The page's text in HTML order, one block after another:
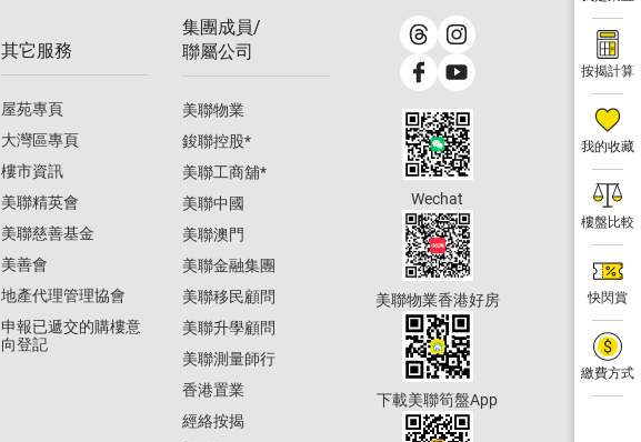
按揭計算
我的收藏
樓盤比較
快閃賞
繳費方式
其它服務
屋苑專頁
大灣區專頁
樓市資訊
美聯精英會
美聯慈善基金
美善會
地產代理管理協會
申報已遞交的購樓意
向登記
集團成員/
聯屬公司
美聯物業
鋑聯控股*
美聯工商舖*
美聯中國
美聯澳門
美聯金融集團
美聯移民顧問
美聯升學顧問
美聯測量師行
香港置業
經絡按揭
Wechat
美聯物業香港好房
下載美聯筍盤App